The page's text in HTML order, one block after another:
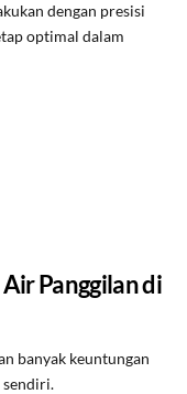
dengan presisi
optimal dalam
Panggilan di
banyak keuntungan
sendiri.